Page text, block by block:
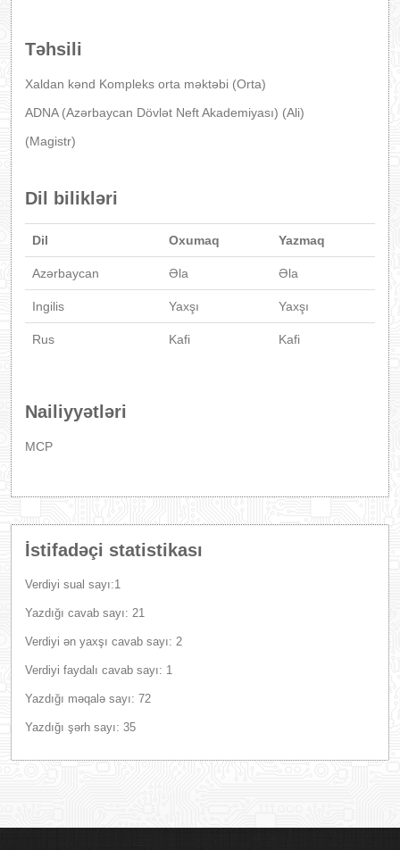
Təhsili
Xaldan kənd Kompleks orta məktəbi (Orta)
ADNA (Azərbaycan Dövlət Neft Akademiyası) (Ali)
(Magistr)
Dil bilikləri
Dil Oxumaq Yazmaq
Azərbaycan Əla Əla
Ingilis Yaxşı Yaxşı
Rus Kafi Kafi
Nailiyyətləri
MCP
İstifadəçi statistikası
Verdiyi sual sayı:1
Yazdığı cavab sayı: 21
Verdiyi ən yaxşı cavab sayı: 2
Verdiyi faydalı cavab sayı: 1
Yazdığı məqalə sayı: 72
Yazdığı şərh sayı: 35